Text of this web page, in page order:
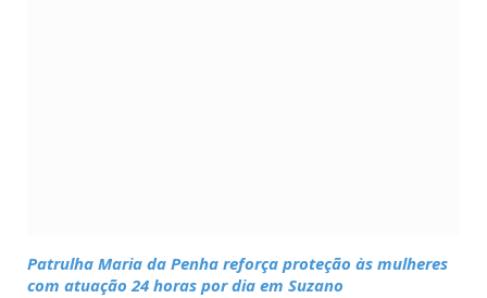
Patrulha Maria da Penha reforça proteção às mulheres
com atuação 24 horas por dia em Suzano